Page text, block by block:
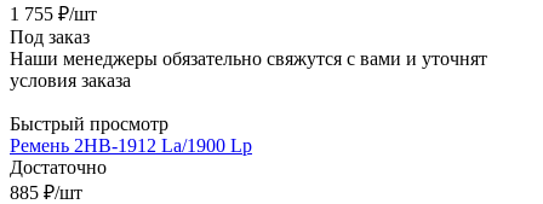
1 755 ₽/шт
Под заказ
Наши менеджеры обязательно свяжутся с вами и уточнят
условия заказа
Быстрый просмотр
Ремень 2НВ-1912 La/1900 Lp
Достаточно
885 ₽/шт